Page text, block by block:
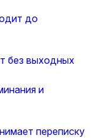
до
без выходных
и
переписку